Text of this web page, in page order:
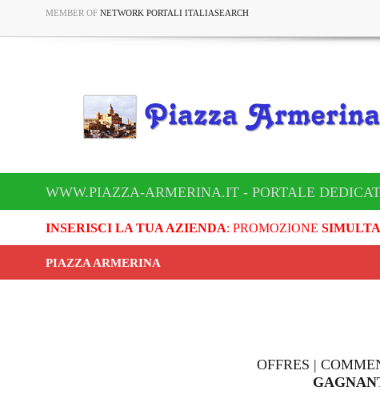
MEMBER OF NETWORK PORTALI ITALIASEARCH
WWW.PIAZZA-ARMERINA.IT - PORTALE
INSERISCI LA TUA AZIENDA: PROMOZIONE
PIAZZA ARMERINA
OFFRES |